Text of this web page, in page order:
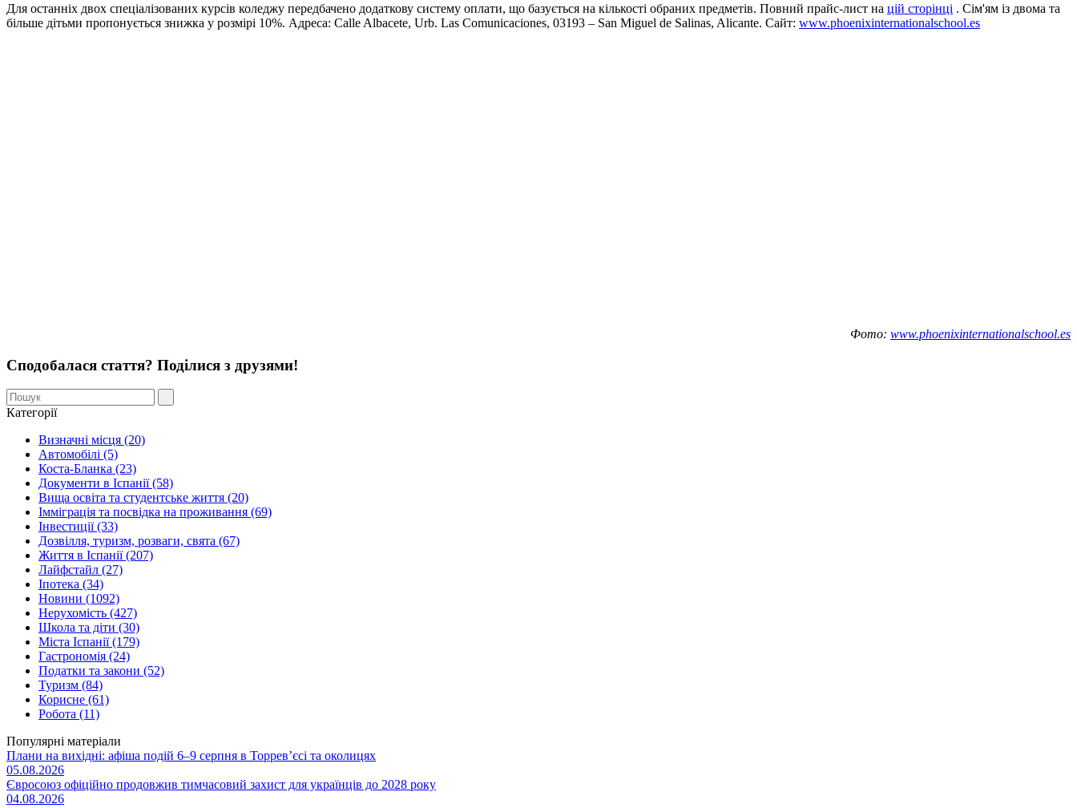
Для останніх двох спеціалізованих курсів коледжу передбачено додаткову систему оплати, що базується на кількості обраних предметів. Повний прайс-лист на цій сторінці . Сім'ям із двома та
більше дітьми пропонується знижка у розмірі 10%. Адреса: Calle Albacete, Urb. Las Comunicaciones, 03193 – San Miguel de Salinas, Alicante. Сайт: www.phoenixinternationalschool.es
Фото: www.phoenixinternationalschool.es
Сподобалася стаття? Поділися з друзями!
Категорії
Визначні місця (20)
Автомобілі (5)
Коста-Бланка (23)
Документи в Іспанії (58)
Вища освіта та студентське життя (20)
Імміграція та посвідка на проживання (69)
Інвестиції (33)
Дозвілля, туризм, розваги, свята (67)
Життя в Іспанії (207)
Лайфстайл (27)
Іпотека (34)
Новини (1092)
Нерухомість (427)
Школа та діти (30)
Міста Іспанії (179)
Гастрономія (24)
Податки та закони (52)
Туризм (84)
Корисне (61)
Робота (11)
Популярні матеріали
Плани на вихідні: афіша подій 6–9 серпня в Торрев’єсі та околицях
05.08.2026
Євросоюз офіційно продовжив тимчасовий захист для українців до 2028 року
04.08.2026